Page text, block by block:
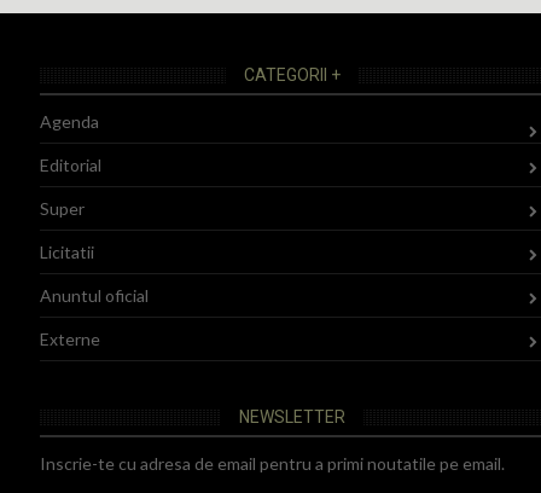
CATEGORII +
Agenda
Editorial
Super
Licitatii
Anuntul oficial
Externe
NEWSLETTER
Inscrie-te cu adresa de email pentru a primi noutatile pe email.